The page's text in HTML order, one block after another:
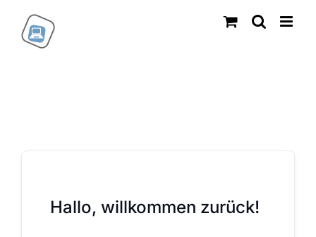
Inhalt
springen
Hallo, willkommen zurück!